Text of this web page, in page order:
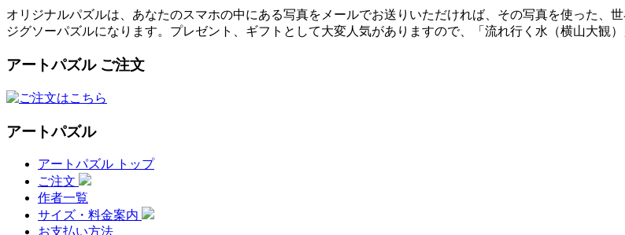
オリジナルパズルは、あなたのスマホの中にある写真をメールでお送りいただければ、その写真を使った、
ジグソーパズルになります。プレゼント、ギフトとして大変人気がありますので、「流れ行く水（横山大観
アートパズル ご注文
アートパズル
アートパズル トップ
ご注文
作者一覧
サイズ・料金案内
お支払い方法